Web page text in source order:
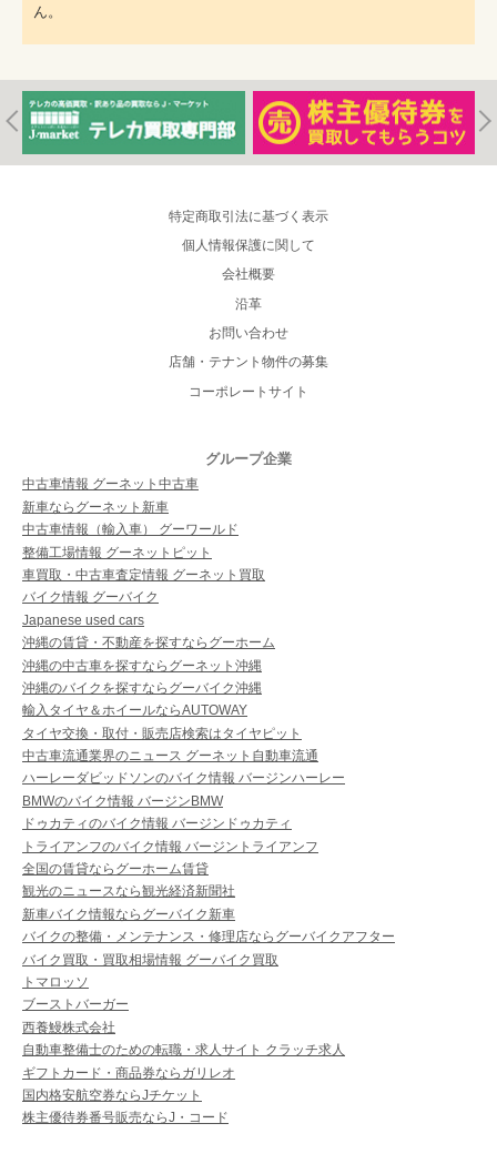
ん。
特定商取引法に基づく表示
個人情報保護に関して
会社概要
沿革
お問い合わせ
店舗・テナント物件の募集
コーポレートサイト
グループ企業
中古車情報 グーネット中古車
新車ならグーネット新車
中古車情報（輸入車） グーワールド
整備工場情報 グーネットピット
車買取・中古車査定情報 グーネット買取
バイク情報 グーバイク
Japanese used cars
沖縄の賃貸・不動産を探すならグーホーム
沖縄の中古車を探すならグーネット沖縄
沖縄のバイクを探すならグーバイク沖縄
輸入タイヤ＆ホイールならAUTOWAY
タイヤ交換・取付・販売店検索はタイヤピット
中古車流通業界のニュース グーネット自動車流通
ハーレーダビッドソンのバイク情報 バージンハーレー
BMWのバイク情報 バージンBMW
ドゥカティのバイク情報 バージンドゥカティ
トライアンフのバイク情報 バージントライアンフ
全国の賃貸ならグーホーム賃貸
観光のニュースなら観光経済新聞社
新車バイク情報ならグーバイク新車
バイクの整備・メンテナンス・修理店ならグーバイクアフター
バイク買取・買取相場情報 グーバイク買取
トマロッソ
ブーストバーガー
西養鰻株式会社
自動車整備士のための転職・求人サイト クラッチ求人
ギフトカード・商品券ならガリレオ
国内格安航空券ならJチケット
株主優待券番号販売ならJ・コード